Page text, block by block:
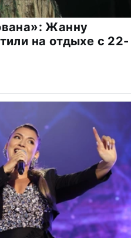
Жанну
на отдыхе с 22-